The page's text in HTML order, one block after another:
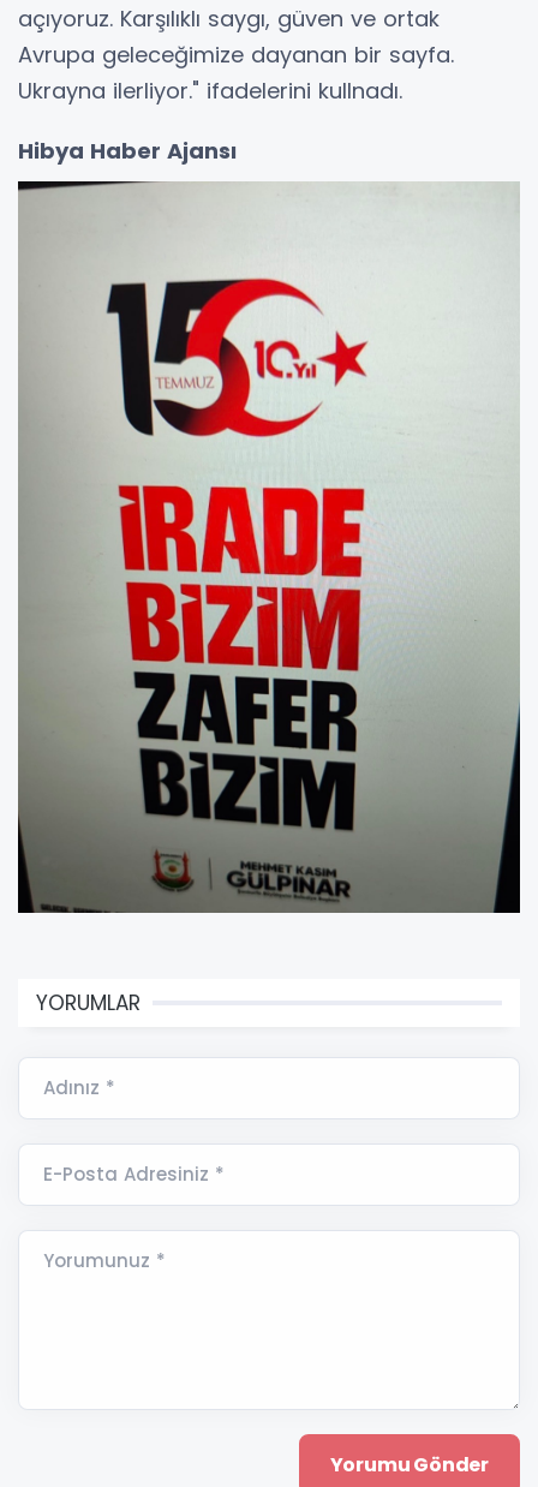
açıyoruz. Karşılıklı saygı, güven ve ortak
Avrupa geleceğimize dayanan bir sayfa.
Ukrayna ilerliyor." ifadelerini kullnadı.
Hibya Haber Ajansı
YORUMLAR
Adınız *
E-Posta Adresiniz *
Yorumunuz *